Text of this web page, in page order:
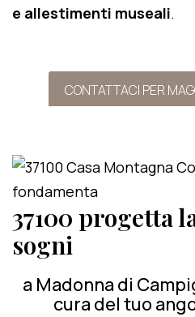
e allestimenti museali.
CONTATTACI PER
37100 progetta
sogni
a Madonna di
cura del tuo